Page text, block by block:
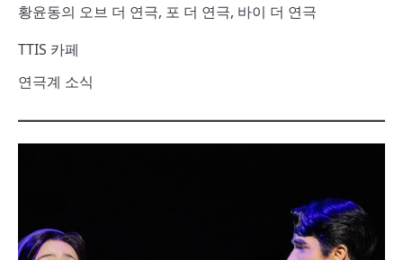
황윤동의 오브 더 연극, 포 더 연극, 바이 더 연극
TTIS 카페
연극계 소식